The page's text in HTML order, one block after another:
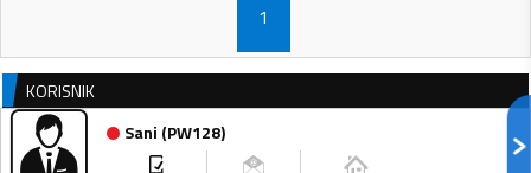
1
KORISNIK
Sani (PW128)